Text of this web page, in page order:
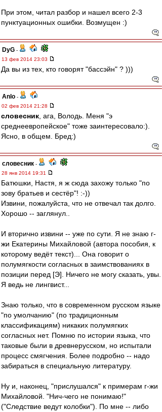
При этом, читал разбор и нашел всего 2-3
пунктуационных ошибки. Возмущен :)
DyG -
13 фев 2014 23:03
Да вы из тех, кто говорят "бассэйн" ? )))
Anlo -
02 фев 2014 21:28
словесник , ага, Володь. Меня "э
среднеевропейское" тоже заинтересовало:).
Ясно, в общем. Бред:)
словесник -
28 янв 2014 19:31
Батюшки, Настя, я ж сюда захожу только "по
зову братьев и сестёр"! :-))
Извини, пожалуйста, что не отвечал так долго.
Хорошо -- заглянул..
И вторично извини -- уже по сути. Я не знаю г-
жи Екатерины Михайловой (автора пособия, к
которому ведёт текст)... Она говорит о
полумягкости согласных в заимствованиях в
позиции перед [Э]. Ничего не могу сказать, увы.
Я ведь не лингвист...
Знаю только, что в современном русском языке
"по умолчанию" (по традиционным
классификациям) никаких полумягких
согласных нет. Помню по истории языка, что
таковые были в древнерусском, но испытали
процесс смягчения. Более подробно -- надо
забираться в специальную литературу.
Ну и, наконец, "прислушался" к примерам г-жи
Михайловой. "Нич-чего не понимаю!"
("Следствие ведут колобки"). По мне -- либо